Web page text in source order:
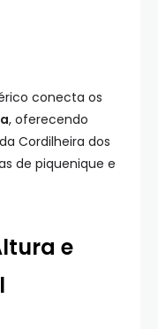
conecta os
, oferecendo
Cordilheira dos
de piquenique e
e